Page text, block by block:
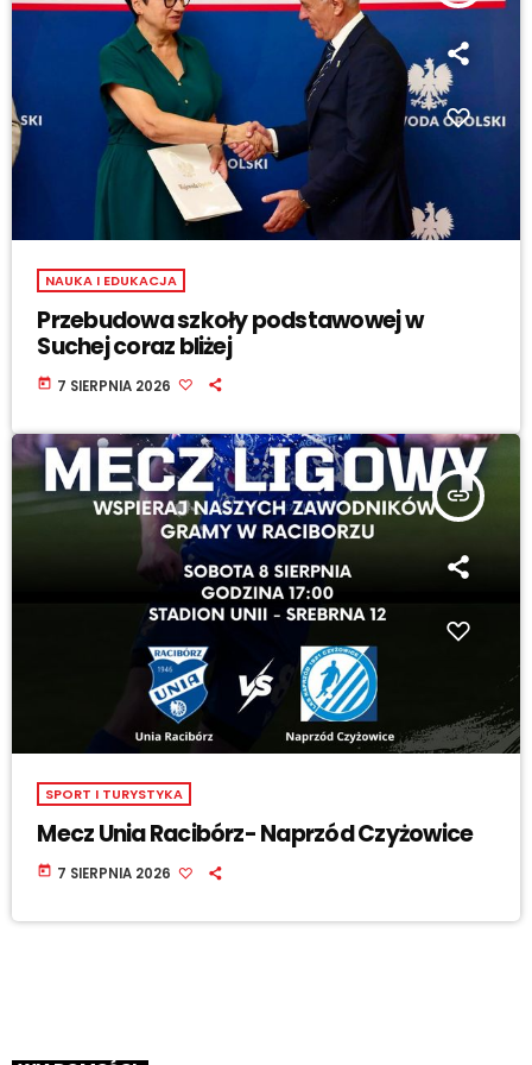
NAUKA I EDUKACJA
Przebudowa szkoły podstawowej w
Suchej coraz bliżej
today 7 SIERPNIA 2026
insert_link
SPORT I TURYSTYKA
Mecz Unia Racibórz- Naprzód Czyżowice
today 7 SIERPNIA 2026